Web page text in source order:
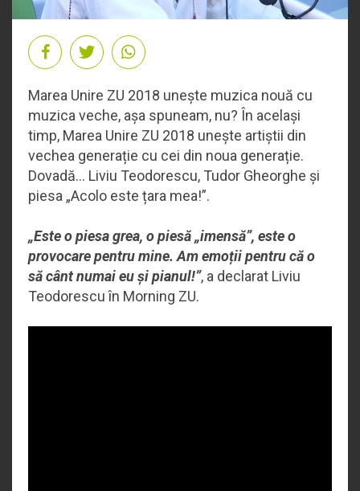
Marea Unire ZU 2018 unește muzica nouă cu
muzica veche, așa spuneam, nu? În același
timp, Marea Unire ZU 2018 unește artiștii din
vechea generație cu cei din noua generație.
Dovadă... Liviu Teodorescu, Tudor Gheorghe și
piesa „Acolo este țara mea!”.
„Este o piesa grea, o piesă „imensă”, este o
provocare pentru mine. Am emoții pentru că o
să cânt numai eu și pianul!”, a declarat Liviu
Teodorescu în Morning ZU.